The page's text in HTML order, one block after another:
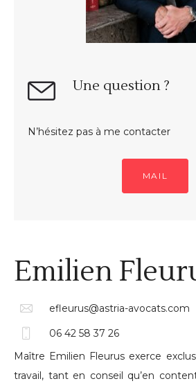
Une question ?
N’hésitez pas à me contacter
MAIL
Emilien
efleurus@astria-avocats.com
06 42 58 37 26
Maître Emilien Fleurus exerce
travail, tant en conseil qu’en